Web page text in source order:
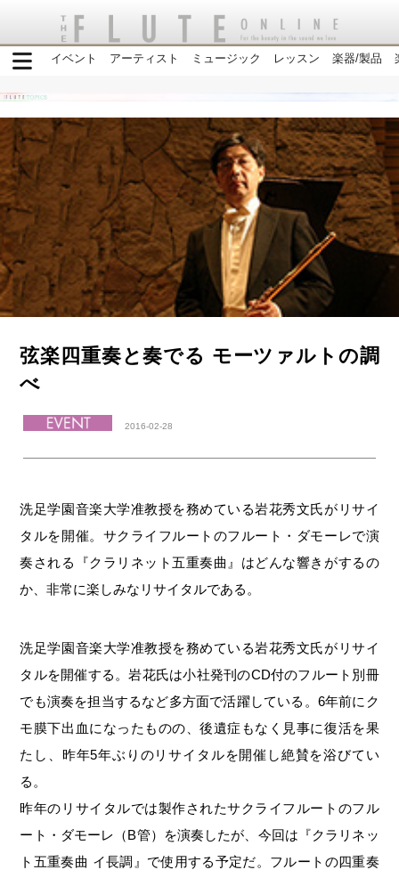
イベント アーティスト ミュージック レッスン 楽器/製品
弦楽四重奏と奏でる モーツァルトの調
べ
2016-02-28
洗足学園音楽大学准教授を務めている岩花秀文氏がリサイ
タルを開催。サクライフルートのフルート・ダモーレで演
奏される『クラリネット五重奏曲』はどんな響きがするの
か、非常に楽しみなリサイタルである。
洗足学園音楽大学准教授を務めている岩花秀文氏がリサイ
タルを開催する。岩花氏は小社発刊のCD付のフルート別冊
でも演奏を担当するなど多方面で活躍している。6年前にク
モ膜下出血になったものの、後遺症もなく見事に復活を果
たし、昨年5年ぶりのリサイタルを開催し絶賛を浴びてい
る。
昨年のリサイタルでは製作されたサクライフルートのフル
ート・ダモーレ（B管）を演奏したが、今回は『クラリネッ
ト五重奏曲 イ長調』で使用する予定だ。フルートの四重奏